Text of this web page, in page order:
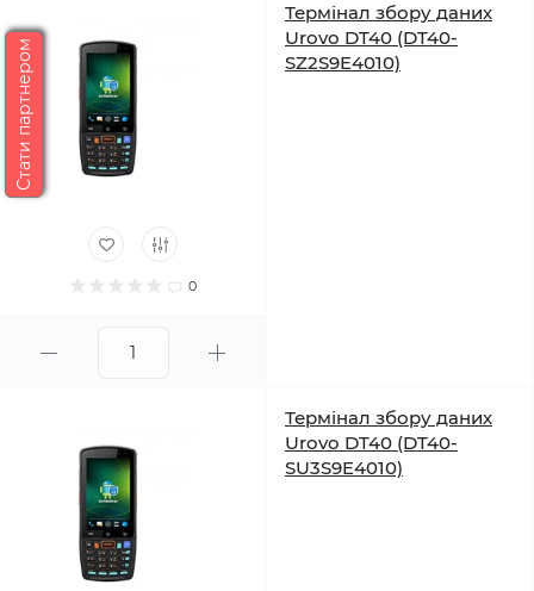
0
Термінал збору даних
Urovo DT40 (DT40-
SZ2S9E4010)
Термінал збору даних
Urovo DT40 (DT40-
SU3S9E4010)
Стати партнером